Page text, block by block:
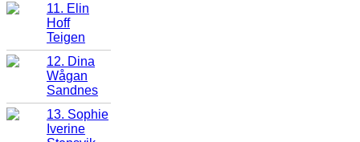
11. Elin
Hoff
Teigen
12. Dina
Wågan
Sandnes
13. Sophie
Iverine